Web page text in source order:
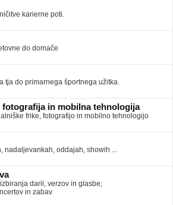
karierne poti.
do domače
tja do primarnega športnega užitka.
fotografija in mobilna tehnologija
frike, fotografijo in mobilno tehnologijo
nadaljevankah, oddajah, showih ...
daril, verzov in glasbe;
in zabav